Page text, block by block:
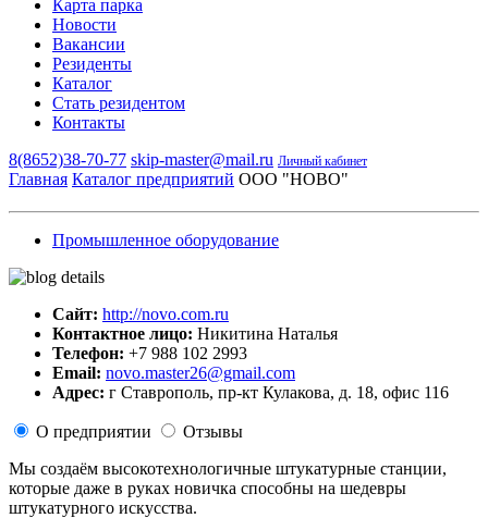
Карта парка
Новости
Вакансии
Резиденты
Каталог
Стать резидентом
Контакты
8(8652)38-70-77 skip-master@mail.ru Личный кабинет
Главная Каталог предприятий ООО "НОВО"
Промышленное оборудование
Сайт: http://novo.com.ru
Контактное лицо: Никитина Наталья
Телефон: +7 988 102 2993
Email: novo.master26@gmail.com
Адрес: г Ставрополь, пр-кт Кулакова, д. 18, офис 116
О предприятии
Отзывы
Мы создаём высокотехнологичные штукатурные станции,
которые даже в руках новичка способны на шедевры
штукатурного искусства.